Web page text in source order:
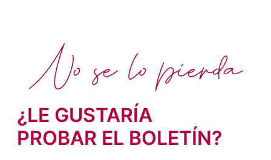
¿LE GUSTARÍA
PROBAR EL BOLETÍN?
No se lo pierda